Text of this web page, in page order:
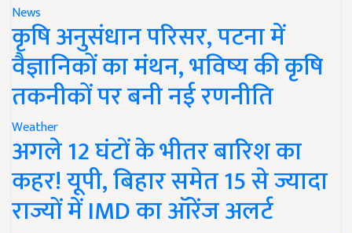
News
कृषि अनुसंधान परिसर, पटना में
वैज्ञानिकों का मंथन, भविष्य की कृषि
तकनीकों पर बनी नई रणनीति
Weather
अगले 12 घंटों के भीतर बारिश का
कहर! यूपी, बिहार समेत 15 से ज्यादा
राज्यों में IMD का ऑरेंज अलर्ट